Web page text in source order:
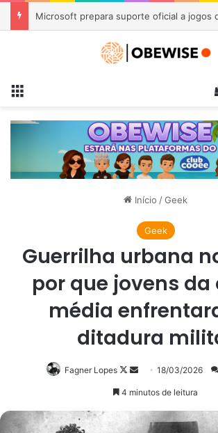
Início /Geek
Geek
Guerrilha urbana
por que jovens da
média
ditadura
Fagner Lopes
Follow
Mande
mail
18/03/2026
4 minutos de leitura